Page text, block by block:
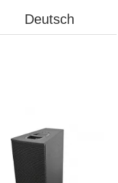
Deutsch